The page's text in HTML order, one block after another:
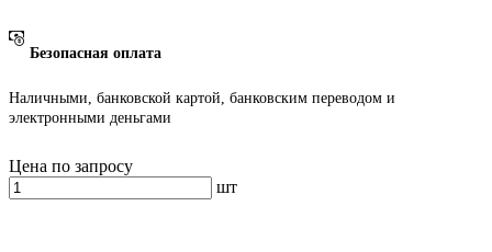
Безопасная оплата
Наличными, банковской картой, банковским переводом и
электронными деньгами
Цена по запросу
шт